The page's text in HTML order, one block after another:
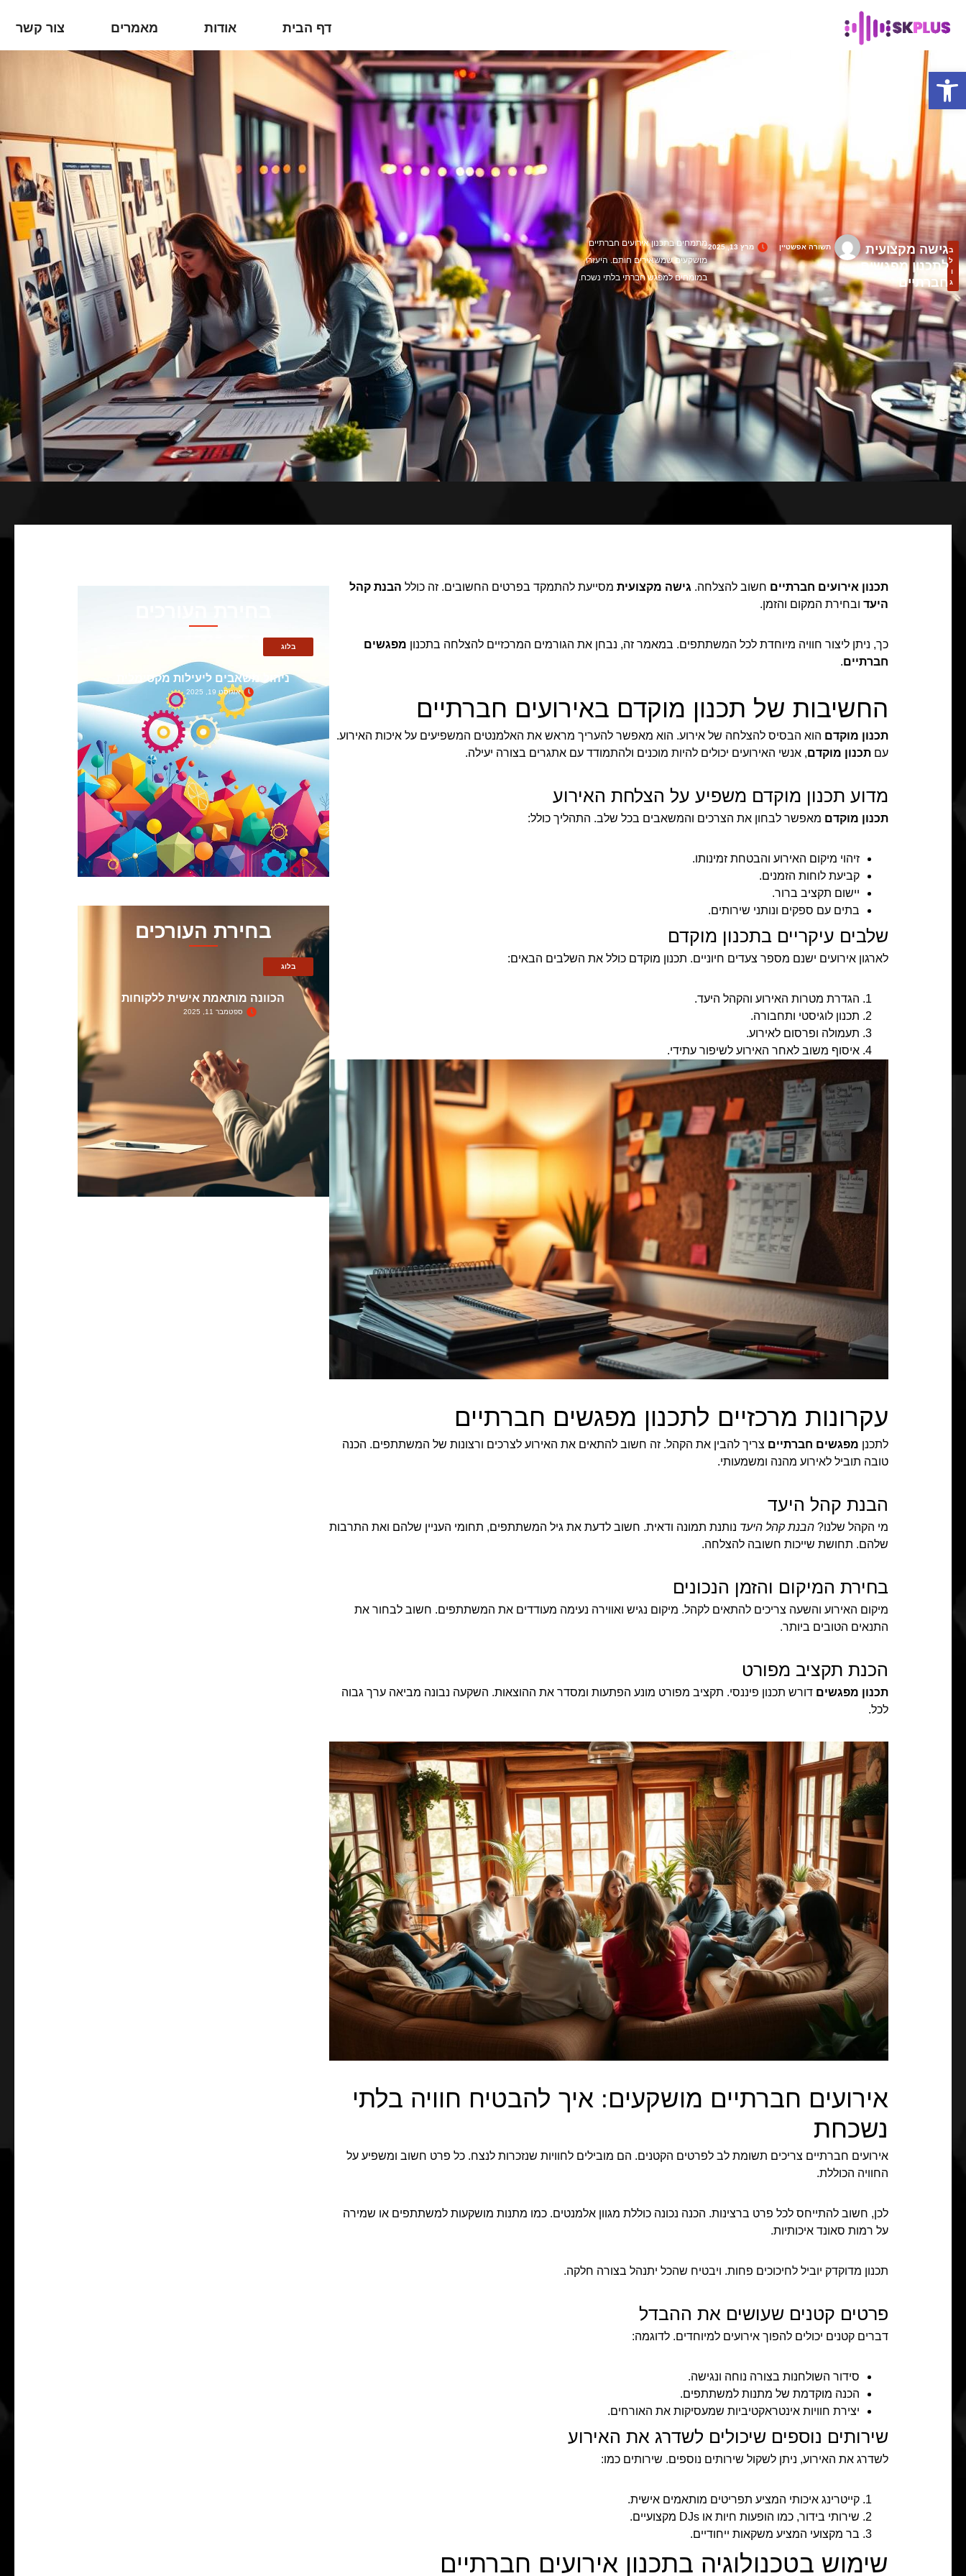
דף הבית אודות מאמרים צור קשר
ב
ל
ו
ג
גישה מקצועית
לתכנון מפגשים
חברתיים
תשורה אפשטיין מרץ 13, 2025
מתמחים בתכנון אירועים חברתיים
מושקעים שמשאירים חותם. היעזרו
במומחים למפגש חברתי בלתי נשכח.
תכנון אירועים חברתיים חשוב להצלחה. גישה מקצועית מסייעת להתמקד בפרטים החשובים. זה כולל הבנת קהל
היעד ובחירת המקום והזמן.
כך, ניתן ליצור חוויה מיוחדת לכל המשתתפים. במאמר זה, נבחן את הגורמים המרכזיים להצלחה בתכנון מפגשים
חברתיים.
החשיבות של תכנון מוקדם באירועים חברתיים
תכנון מוקדם הוא הבסיס להצלחה של אירוע. הוא מאפשר להעריך מראש את האלמנטים המשפיעים על איכות האירוע.
עם תכנון מוקדם, אנשי האירועים יכולים להיות מוכנים ולהתמודד עם אתגרים בצורה יעילה.
מדוע תכנון מוקדם משפיע על הצלחת האירוע
תכנון מוקדם מאפשר לבחון את הצרכים והמשאבים בכל שלב. התהליך כולל:
זיהוי מיקום האירוע והבטחת זמינותו.
קביעת לוחות הזמנים.
יישום תקציב ברור.
בתים עם ספקים ונותני שירותים.
שלבים עיקריים בתכנון מוקדם
לארגון אירועים ישנם מספר צעדים חיוניים. תכנון מוקדם כולל את השלבים הבאים:
הגדרת מטרות האירוע והקהל היעד.
תכנון לוגיסטי ותחבורה.
תעמולה ופרסום לאירוע.
איסוף משוב לאחר האירוע לשיפור עתידי.
עקרונות מרכזיים לתכנון מפגשים חברתיים
לתכנן מפגשים חברתיים צריך להבין את הקהל. זה חשוב להתאים את האירוע לצרכים ורצונות של המשתתפים. הכנה
טובה תוביל לאירוע מהנה ומשמעותי.
הבנת קהל היעד
מי הקהל שלנו? הבנת קהל היעד נותנת תמונה ודאית. חשוב לדעת את גיל המשתתפים, תחומי העניין שלהם ואת התרבות
שלהם. תחושת שייכות חשובה להצלחה.
בחירת המיקום והזמן הנכונים
מיקום האירוע והשעה צריכים להתאים לקהל. מיקום נגיש ואווירה נעימה מעודדים את המשתתפים. חשוב לבחור את
התנאים הטובים ביותר.
הכנת תקציב מפורט
תכנון מפגשים דורש תכנון פיננסי. תקציב מפורט מונע הפתעות ומסדר את ההוצאות. השקעה נבונה מביאה ערך גבוה
לכל.
אירועים חברתיים מושקעים: איך להבטיח חוויה בלתי
נשכחת
אירועים חברתיים צריכים תשומת לב לפרטים הקטנים. הם מובילים לחוויות שנזכרות לנצח. כל פרט חשוב ומשפיע על
החוויה הכוללת.
לכן, חשוב להתייחס לכל פרט ברצינות. הכנה נכונה כוללת מגוון אלמנטים. כמו מתנות מושקעות למשתתפים או שמירה
על רמות סאונד איכותיות.
תכנון מדוקדק יוביל לחיכוכים פחות. ויבטיח שהכל יתנהל בצורה חלקה.
פרטים קטנים שעושים את ההבדל
דברים קטנים יכולים להפוך אירועים למיוחדים. לדוגמה:
סידור השולחנות בצורה נוחה ונגישה.
הכנה מוקדמת של מתנות למשתתפים.
יצירת חוויות אינטראקטיביות שמעסיקות את האורחים.
שירותים נוספים שיכולים לשדרג את האירוע
לשדרג את האירוע, ניתן לשקול שירותים נוספים. שירותים כמו:
קייטרינג איכותי המציע תפריטים מותאמים אישית.
שירותי בידור, כמו הופעות חיות או DJs מקצועיים.
בר מקצועי המציע משקאות ייחודיים.
שימוש בטכנולוגיה בתכנון אירועים חברתיים
בלוג
ניהול משאבים ליעילות מקסימלית
אוגוסט 19, 2025
בחירת העורכים
בלוג
הכוונה מותאמת אישית ללקוחות
ספטמבר 11, 2025
פתח סרגל נגישות